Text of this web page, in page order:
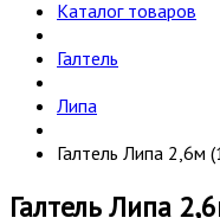
Каталог товаров
Галтель
Липа
Галтель Липа 2,6м
Галтель Липа